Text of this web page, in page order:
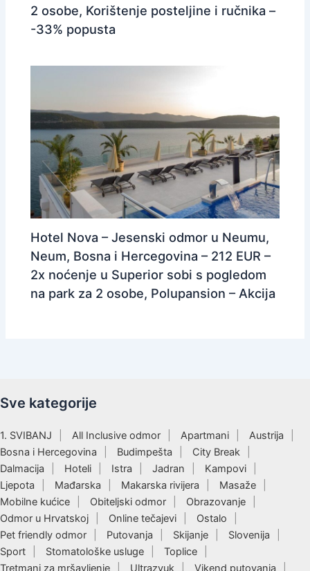
2 osobe, Korištenje posteljine i ručnika –
-33% popusta
Hotel Nova – Jesenski odmor u Neumu,
Neum, Bosna i Hercegovina – 212 EUR –
2x noćenje u Superior sobi s pogledom
na park za 2 osobe, Polupansion – Akcija
Sve kategorije
1. SVIBANJ All Inclusive odmor Apartmani
Austrija
Bosna i Hercegovina
Budimpešta
City Break
Dalmacija
Hoteli Istra Jadran
Kampovi
Ljepota
Mađarska Makarska rivijera
Masaže
Mobilne kućice
Obiteljski odmor
Obrazovanje
Odmor u Hrvatskoj
Online tečajevi
Ostalo
Pet friendly odmor
Putovanja Skijanje
Slovenija
Sport
Stomatološke usluge
Toplice
Tretmani za mršavljenje
Ultrazvuk Vikend putovanja